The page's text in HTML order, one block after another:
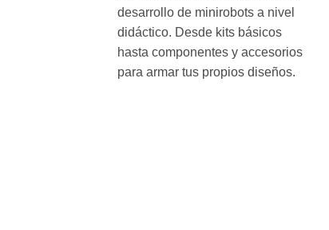
desarrollo de minirobots a nivel
didáctico. Desde kits básicos
hasta componentes y accesorios
para armar tus propios diseños.